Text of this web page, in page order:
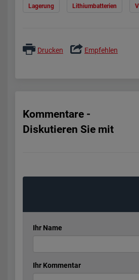
Lagerung Lithiumbatterien
Drucken Empfehlen
Kommentare -
Diskutieren Sie mit
Ihr Name
Ihr Kommentar